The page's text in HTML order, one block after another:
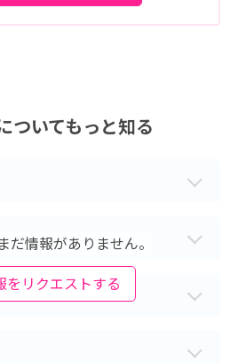
ついてもっと知る
だ情報がありません。
をリクエストする